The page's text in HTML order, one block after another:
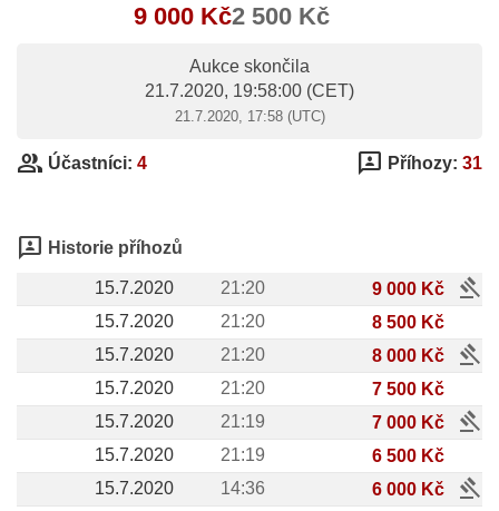
9 000 Kč2 500 Kč
Aukce skončila
21.7.2020, 19:58:00 (CET)
21.7.2020, 17:58 (UTC)
group Účastníci: 4 3p Příhozy: 31
3p Historie příhozů
15.7.2020 21:20 9 000 Kč gavel
15.7.2020 21:20
8 500 Kč
15.7.2020
21:20 8 000 Kč gavel
15.7.2020 21:20
7 500 Kč
15.7.2020
21:19 7 000 Kč gavel
15.7.2020 21:19
6 500 Kč
15.7.2020
14:36 6 000 Kč gavel